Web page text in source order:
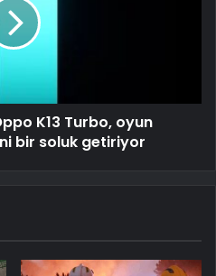
K13 Turbo, oyun
bir soluk getiriyor